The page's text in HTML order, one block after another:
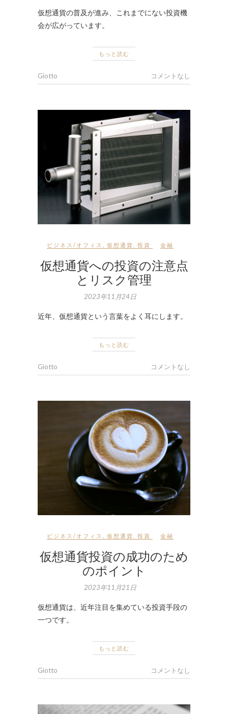
仮想通貨の普及が進み、これまでにない投資機
会が広がっています。
もっと読む
Giotto コメントなし
ビジネス/オフィス 仮想通貨 投資 金融
仮想通貨への投資の注意点
とリスク管理
2023年11月24日
近年、仮想通貨という言葉をよく耳にします。
もっと読む
Giotto コメントなし
ビジネス/オフィス 仮想通貨 投資 金融
仮想通貨投資の成功のため
のポイント
2023年11月21日
仮想通貨は、近年注目を集めている投資手段の
一つです。
もっと読む
Giotto コメントなし